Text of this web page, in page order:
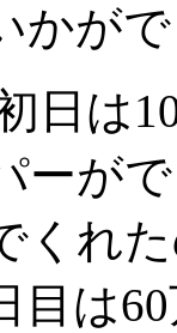
がで
日は
ーが
くれ
目は